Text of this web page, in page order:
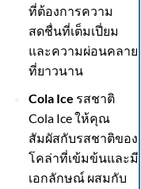
ที่ต้องการความ
สดชื่นที่เต็มเปี่ยม
และความผ่อนคลาย
ที่ยาวนาน
Cola Ice รสชาติ
Cola Ice ให้คุณ
สัมผัสกับรสชาติของ
โคล่าที่เข้มข้นและมี
เอกลักษณ์ ผสมกับ